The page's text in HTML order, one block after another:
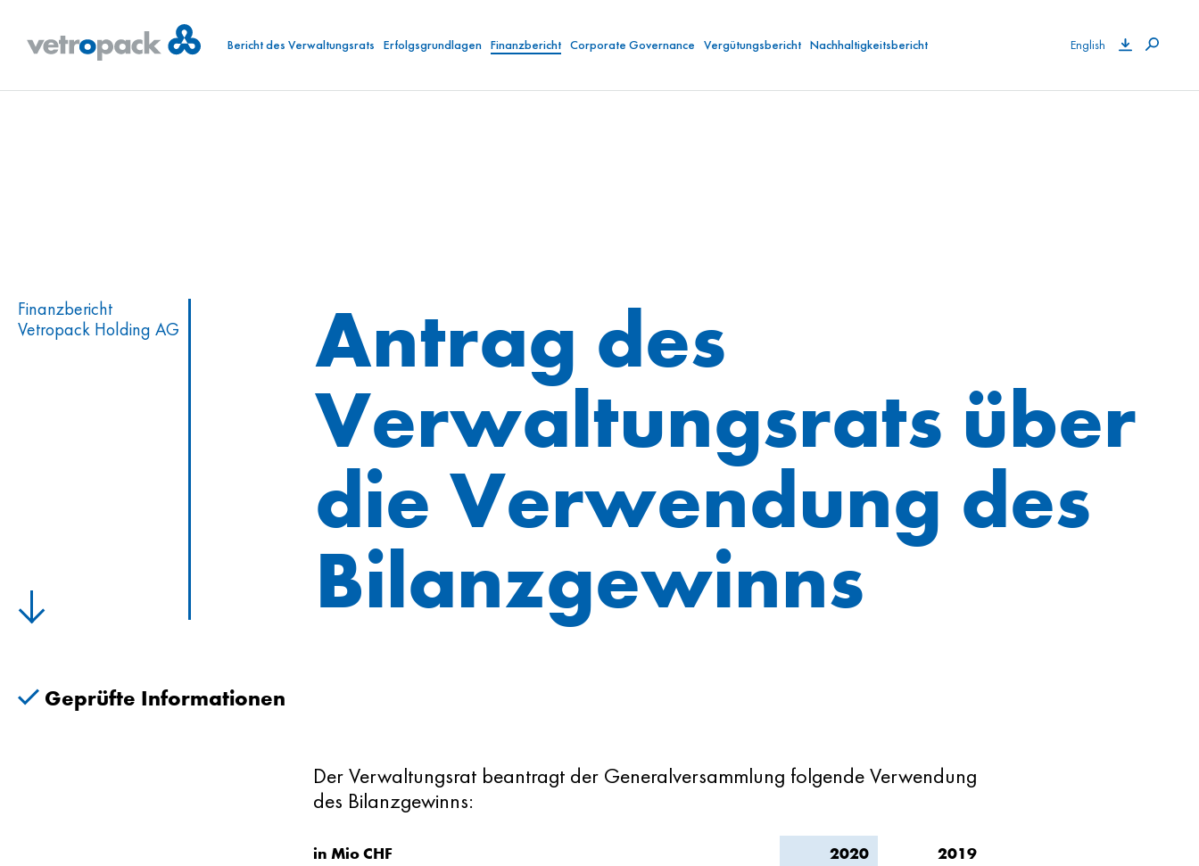
Bericht des Verwaltungsrats Erfolgsgrundlagen Finanzbericht Corporate Governance Vergütungsbericht Nachhaltigkeitsbericht English
Finanzbericht
Vetropack Holding AG
Antrag des
Verwaltungsrats über
die Verwendung des
Bilanzgewinns
Geprüfte Informationen
Der Verwaltungsrat beantragt der Generalversammlung folgende Verwendung
des Bilanzgewinns:
in Mio CHF 2020 2019